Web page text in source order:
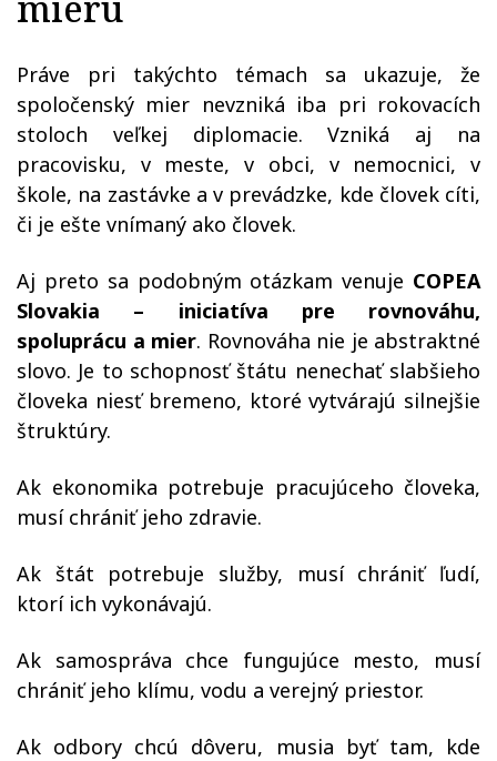
Práve pri takýchto témach sa ukazuje, že
spoločenský mier nevzniká iba pri rokovacích
stoloch veľkej diplomacie. Vzniká aj na
pracovisku, v meste, v obci, v nemocnici, v
škole, na zastávke a v prevádzke, kde človek cíti,
či je ešte vnímaný ako človek.
Aj preto sa podobným otázkam venuje COPEA
Slovakia – iniciatíva pre rovnováhu,
spoluprácu a mier. Rovnováha nie je abstraktné
slovo. Je to schopnosť štátu nenechať slabšieho
človeka niesť bremeno, ktoré vytvárajú silnejšie
štruktúry.
Ak ekonomika potrebuje pracujúceho človeka,
musí chrániť jeho zdravie.
Ak štát potrebuje služby, musí chrániť ľudí,
ktorí ich vykonávajú.
Ak samospráva chce fungujúce mesto, musí
chrániť jeho klímu, vodu a verejný priestor.
Ak odbory chcú dôveru, musia byť tam, kde